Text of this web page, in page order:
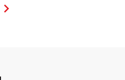
Seuraava sivu